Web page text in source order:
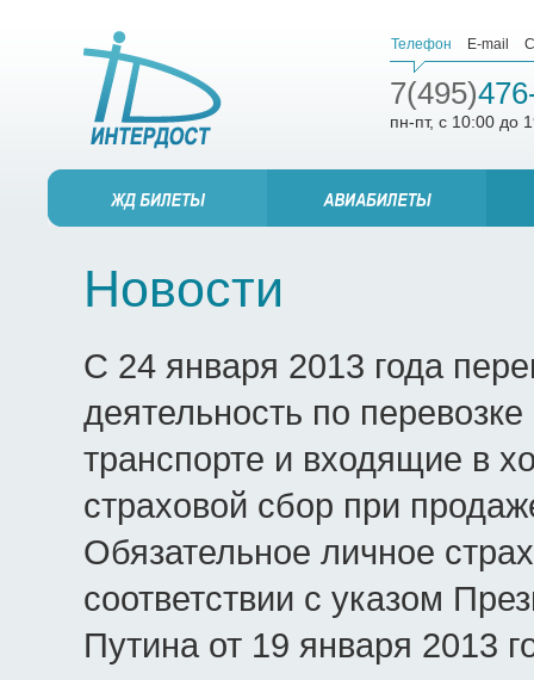
Телефон E-mail
7(495)
пн-пт, с 10:00 до
Новости
С 24 января 2013 года
деятельность по
транспорте и входящие в
страховой сбор при
Обязательное личное
соответствии с указом
Путина от 19 января 2013